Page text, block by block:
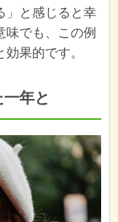
」と感じると幸
味でも、この例
果的です。
年と